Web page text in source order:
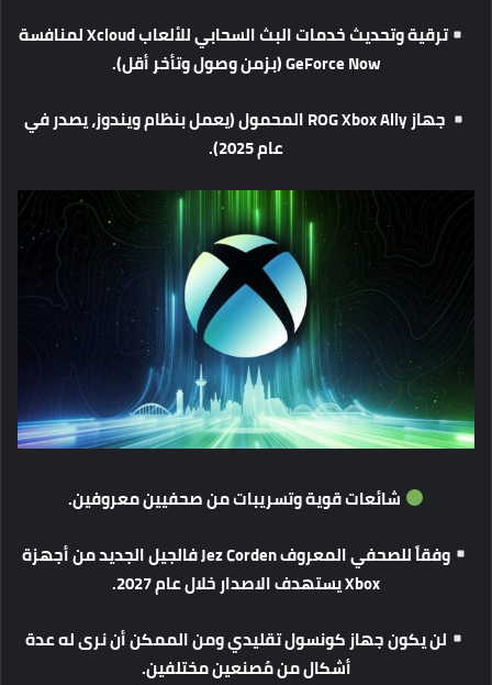
ترقيةوتحديثخدماتالبثالسحابيللألعابXcloud
لمنافسة
GeForce Now ( بزمنوصولوتأخرأقل).
جهازROG Xbox Ally المحمول(يعملبنظامويندوز،يصدرفي
عام
شائعاتقويةوتسريباتمنصحفيينمعروفين.
وفقاًللصحفيالمعروفJez Corden فالجيلالجديدمنأجهزة
Xboxيستهدفالاصدارخلالعام
لنيكونجهازكونسولتقليديومنالممكنأننرىلهعدة
أشكالمنمُصنعينمختلفين.